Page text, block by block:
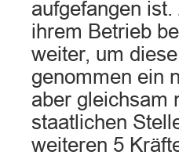
aufgefangen
ihrem Betrieb
weiter, um
genommen ein
aber gleichsam
staatlichen
weiteren 5